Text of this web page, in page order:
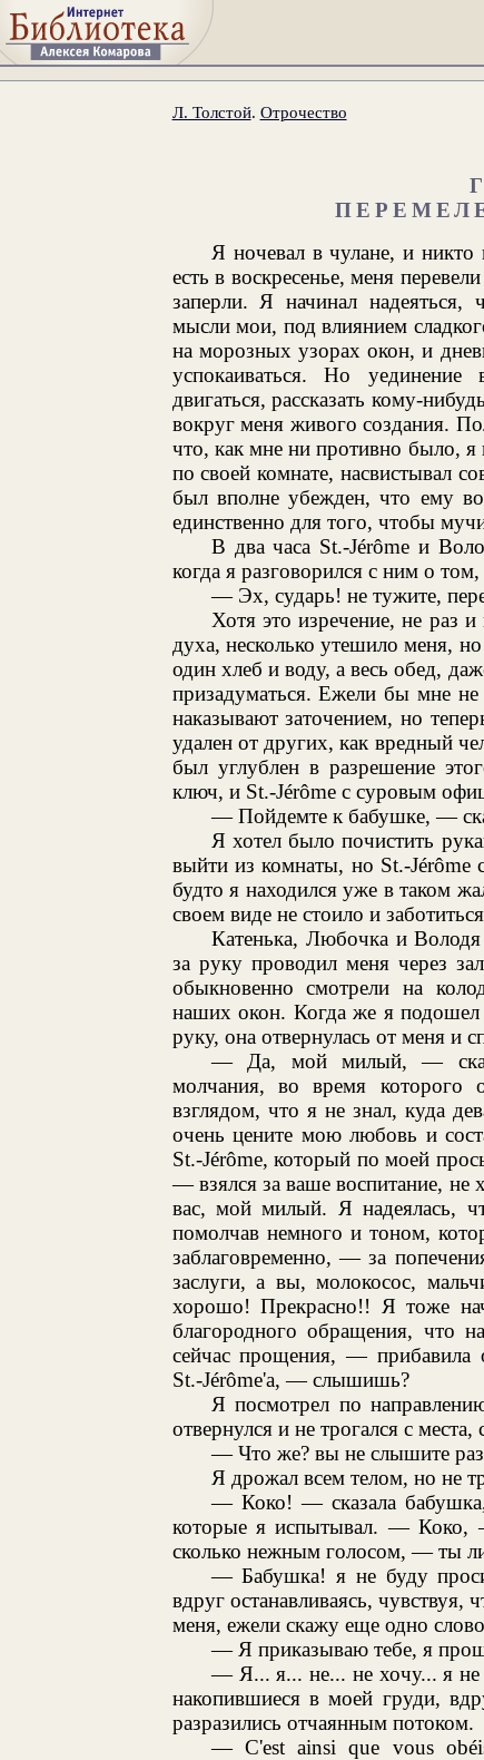
Л. Толстой. Отрочество
Я ночевал в чулане, и
есть в воскресенье, меня
заперли. Я начинал надеяться,
мысли мои, под влиянием
на морозных узорах окон, и
успокаиваться. Но
двигаться, рассказать кому-
вокруг меня живого создания.
что, как мне ни противно было, я
по своей комнате, насвистывал
был вполне убежден, что ему
единственно для того, чтобы
В два часа St.-Jérôme и
когда я разговорился с ним о
— Эх, сударь! не тужите,
Хотя это изречение, не раз
духа, несколько утешило меня,
один хлеб и воду, а весь обед,
призадуматься. Ежели бы мне
наказывают заточением, но
удален от других, как вредный
был углублен в разрешение
ключ, и St.-Jérôme с суровым
— Пойдемте к бабушке, —
Я хотел было почистить
выйти из комнаты, но St.-Jérôme
будто я находился уже в таком
своем виде не стоило и
Катенька, Любочка и
за руку проводил меня через
обыкновенно смотрели на
наших окон. Когда же я подошел
руку, она отвернулась от меня и
— Да, мой милый, —
молчания, во время
взглядом, что я не знал, куда
очень цените мою любовь и
St.-Jérôme, который по моей
— взялся за ваше воспитание, не
вас, мой милый. Я надеялась,
помолчав немного и тоном,
заблаговременно, — за
заслуги, а вы, молокосос,
хорошо! Прекрасно!! Я тоже
благородного обращения, что
сейчас прощения, — прибавила
St.-Jérôme'а, — слышишь?
Я посмотрел по
отвернулся и не трогался с
— Что же? вы не слышите
Я дрожал всем телом, но не
— Коко! — сказала бабушка,
которые я испытывал. — Коко,
сколько нежным голосом, — ты
— Бабушка! я не буду
вдруг останавливаясь, чувствуя,
меня, ежели скажу еще одно
— Я приказываю тебе, я
— Я... я... не... не хочу... я
накопившиеся в моей груди,
разразились отчаянным потоком.
— C'est ainsi que vous